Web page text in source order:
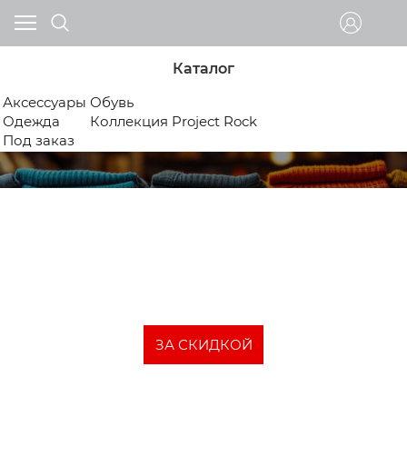
Каталог
Аксессуары Обувь
Одежда
Коллекция Project Rock
Под заказ
ЗА СКИДКОЙ